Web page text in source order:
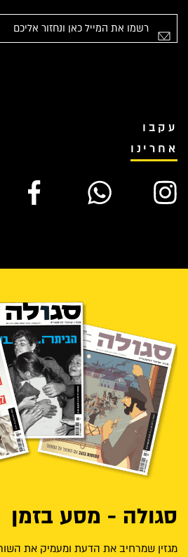
עקבו
אחרינו
סגולה - מסע בזמן
מגזין שמרחיב את הדעת ומעמיק את